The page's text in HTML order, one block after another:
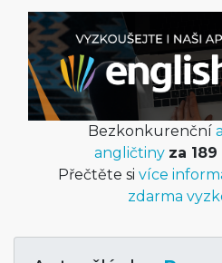
Bezkonkurenční
angličtiny za
Přečtěte si více
zdarma